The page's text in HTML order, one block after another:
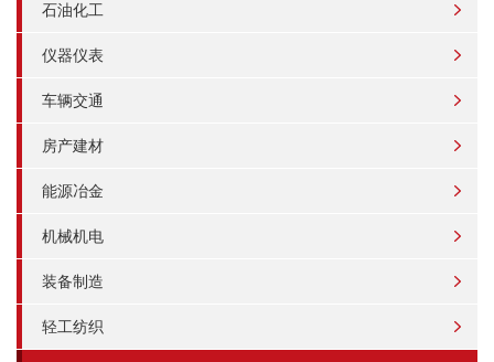
石油化工
仪器仪表
车辆交通
房产建材
能源冶金
机械机电
装备制造
轻工纺织